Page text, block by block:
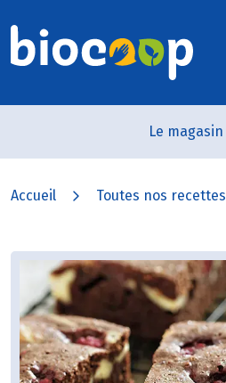
Le magasin
Accueil Toutes nos recettes